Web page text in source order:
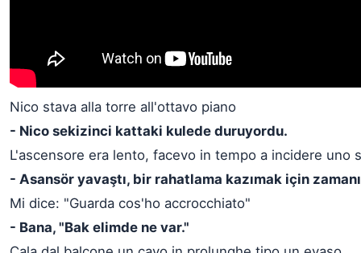
Nico stava alla torre all'ottavo piano
- Nico sekizinci kattaki kulede duruyordu.
L'ascensore era lento, facevo in tempo a incidere uno
- Asansör yavaştı, bir rahatlama kazımak için
Mi dice: "Guarda cos'ho accrocchiato"
- Bana, "Bak elimde ne var."